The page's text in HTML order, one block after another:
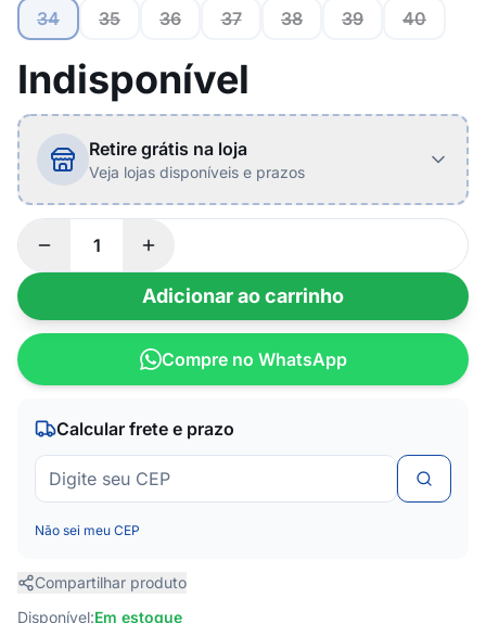
34 35 36 37 38 39 40
Indisponível
Retire grátis na loja
Veja lojas disponíveis e prazos
Adicionar ao carrinho
Compre no WhatsApp
Calcular frete e prazo
Não sei meu CEP
Compartilhar produto
Disponível:Em estoque